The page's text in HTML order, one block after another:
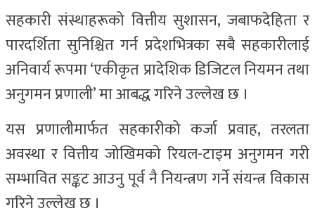
सहकारी संस्थाहरूको वित्तीय सुशासन, जबाफदेहिता र
पारदर्शिता सुनिश्चित गर्न प्रदेशभित्रका सबै सहकारीलाई
अनिवार्य रूपमा ‘एकीकृत प्रादेशिक डिजिटल नियमन तथा
अनुगमन प्रणाली’ मा आबद्ध गरिने उल्लेख छ ।
यस प्रणालीमार्फत सहकारीको कर्जा प्रवाह, तरलता
अवस्था र वित्तीय जोखिमको रियल-टाइम अनुगमन गरी
सम्भावित सङ्कट आउनु पूर्व नै नियन्त्रण गर्ने संयन्त्र विकास
गरिने उल्लेख छ ।